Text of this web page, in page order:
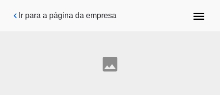
Pular para o conteúdo principal
Ir para a página da empresa